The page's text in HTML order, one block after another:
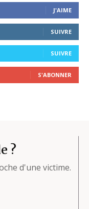
J'AIME
SUIVRE
SUIVRE
S'ABONNER
?
d'une victime.